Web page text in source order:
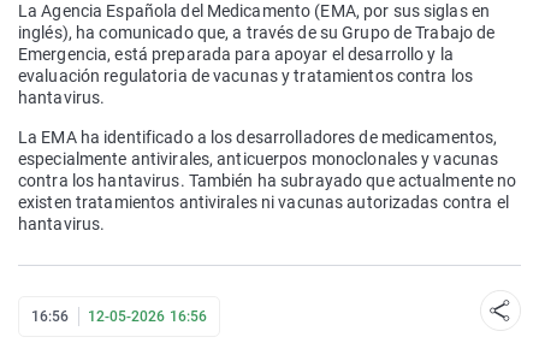
La Agencia Española del Medicamento (EMA, por sus siglas en
inglés), ha comunicado que, a través de su Grupo de Trabajo de
Emergencia, está preparada para apoyar el desarrollo y la
evaluación regulatoria de vacunas y tratamientos contra los
hantavirus.
La EMA ha identificado a los desarrolladores de medicamentos,
especialmente antivirales, anticuerpos monoclonales y vacunas
contra los hantavirus. También ha subrayado que actualmente no
existen tratamientos antivirales ni vacunas autorizadas contra el
hantavirus.
16:56 12-05-2026 16:56